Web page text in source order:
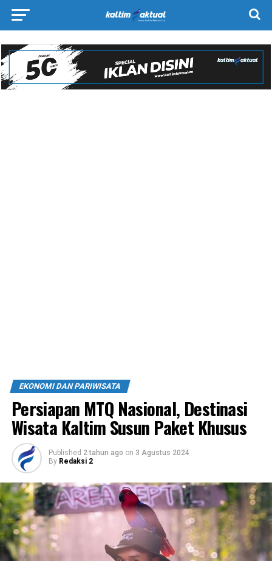
EKONOMI DAN PARIWISATA
Persiapan MTQ Nasional, Destinasi
Wisata Kaltim Susun Paket Khusus
Published 2 tahun ago on 3 Agustus 2024
By Redaksi 2